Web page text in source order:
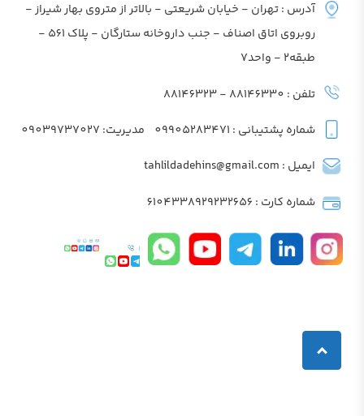
آدرس : تهران - خیابان شریعتی - بالاتر از متروی بهار شیراز -
روبروی اتاق اصناف - جنب داروخانه ستارگان - پلاک 561 -
طبقه2 - واحد7
تلفن : 88146330 - 88146323
شماره پشتیبانی : 09905283471 مدیریت: 09039737027
ایمیل : tahlildadehins@gmail.com
شماره کارت : 6104338929232656